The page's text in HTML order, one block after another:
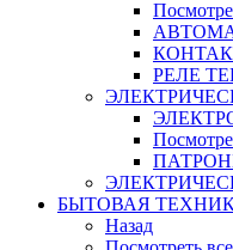
РЕЛЕ
БЫТОВАЯ
Назад